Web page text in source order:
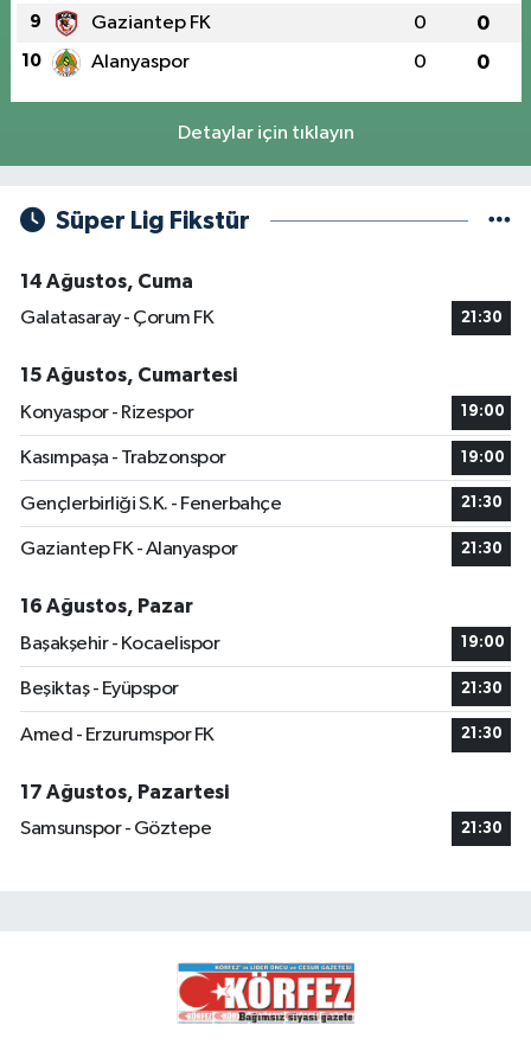
9 Gaziantep FK 0 0
10 Alanyaspor 0 0
Detaylar için tıklayın
Süper Lig Fikstür
14 Ağustos, Cuma
Galatasaray - Çorum FK
21:30
15 Ağustos, Cumartesi
Konyaspor - Rizespor
19:00
Kasımpaşa - Trabzonspor 19:00
Gençlerbirliği S.K. - Fenerbahçe 21:30
Gaziantep FK - Alanyaspor 21:30
16 Ağustos, Pazar
Başakşehir - Kocaelispor
19:00
Beşiktaş - Eyüpspor 21:30
Amed - Erzurumspor FK 21:30
17 Ağustos, Pazartesi
Samsunspor - Göztepe
21:30